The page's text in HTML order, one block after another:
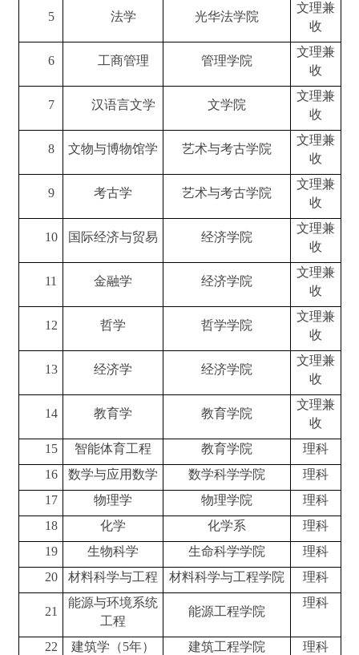
5 法学 光华法学院
文理兼
收
6 工商管理 管理学院
文理兼
收
7 汉语言文学 文学院
文理兼
收
8 文物与博物馆学 艺术与考古学院
文理兼
收
9 考古学 艺术与考古学院
文理兼
收
10 国际经济与贸易 经济学院
文理兼
收
11 金融学 经济学院
文理兼
收
12 哲学 哲学学院
文理兼
收
13 经济学 经济学院
文理兼
收
14 教育学 教育学院
文理兼
收
15
智能体育工程 教育学院
理科
16
数学与应用数学 数学科学学院
理科
17
物理学 物理学院
理科
18
化学 化学系
理科
19
生物科学 生命科学学院
理科
20
材料科学与工程 材料科学与工程学院 理科
21
能源与环境系统
工程
能源工程学院
理科
22 建筑学（5年） 建筑工程学院 理科